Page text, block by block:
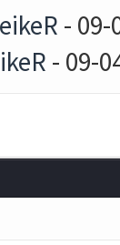
- 09-
- 09-